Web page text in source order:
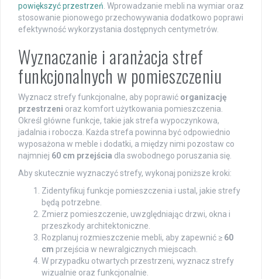
powiększyć przestrzeń. Wprowadzanie mebli na wymiar oraz
stosowanie pionowego przechowywania dodatkowo poprawi
efektywność wykorzystania dostępnych centymetrów.
Wyznaczanie i aranżacja stref
funkcjonalnych w pomieszczeniu
Wyznacz strefy funkcjonalne, aby poprawić organizację
przestrzeni oraz komfort użytkowania pomieszczenia.
Określ główne funkcje, takie jak strefa wypoczynkowa,
jadalnia i robocza. Każda strefa powinna być odpowiednio
wyposażona w meble i dodatki, a między nimi pozostaw co
najmniej 60 cm przejścia dla swobodnego poruszania się.
Aby skutecznie wyznaczyć strefy, wykonaj poniższe kroki:
Zidentyfikuj funkcje pomieszczenia i ustal, jakie strefy
będą potrzebne.
Zmierz pomieszczenie, uwzględniając drzwi, okna i
przeszkody architektoniczne.
Rozplanuj rozmieszczenie mebli, aby zapewnić ≥ 60
cm przejścia w newralgicznych miejscach.
W przypadku otwartych przestrzeni, wyznacz strefy
wizualnie oraz funkcjonalnie.